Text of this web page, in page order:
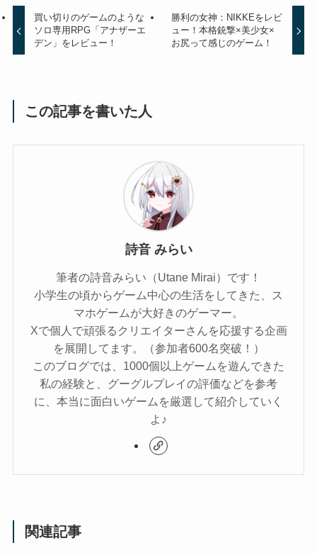
買い切りのゲームのような
ソロ専用RPG「アナザーエ
デン」をレビュー！
勝利の女神：NIKKEをレビ
ュー！本格銃撃×美少女×
お尻って感じのゲーム！
この記事を書いた人
詩音 みらい
筆者の詩音みらい（Utane Mirai）です！
小学生の頃からゲーム中心の生活をしてきた、ス
マホゲームが大好きのゲーマー。
Xで個人で頑張るクリエイターさんを応援する企画
を展開してます。（参加者600名突破！）
このブログでは、1000個以上ゲームを遊んできた
私の経験と、グーグルプレイの評価などを参考
に、本当に面白いゲームを厳選して紹介していく
よ♪
関連記事